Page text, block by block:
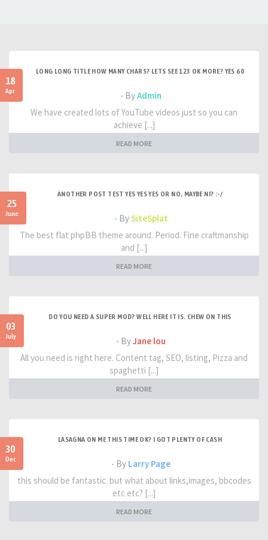
18
Apr
LONG LONG TITLE HOW MANY CHARS? LETS SEE 123 OK MORE? YES 60
- ByAdmin
We have created lots of YouTube videos just so you can
achieve [...]
READ MORE
25
June
ANOTHER POST TEST YES YES YES OR NO, MAYBE NI? :-/
- BySiteSplat
The best flat phpBB theme around. Period. Fine craftmanship
and [...]
READ MORE
03
July
DO YOU NEED A SUPER MOD? WELL HERE IT IS. CHEW ON THIS
- ByJane lou
All you need is right here. Content tag, SEO, listing, Pizza and
spaghetti [...]
READ MORE
30
Dec
LASAGNA ON ME THIS TIME OK? I GOT PLENTY OF CASH
- By Larry Page
this should be fantastic. but what about links,images, bbcodes
etc etc? [...]
READ MORE